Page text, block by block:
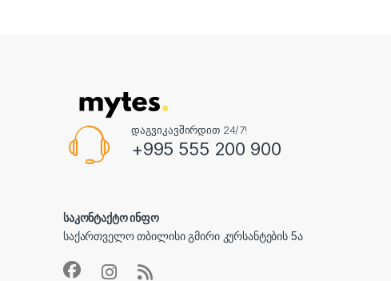
დაგვიკავშირდით 24/7!
+995 555 200 900
საკონტაქტო ინფო
საქართველო თბილისი გმირი კურსანტების 5ა